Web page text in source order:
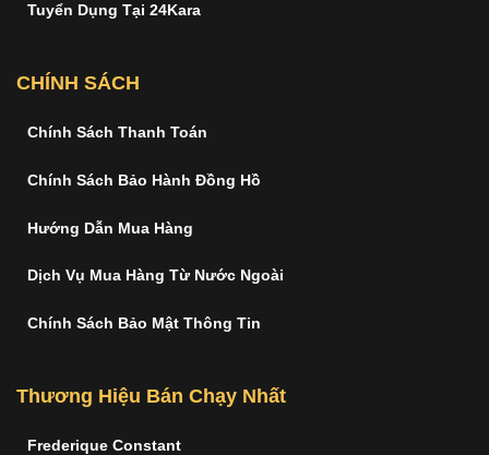
Tuyển Dụng Tại 24Kara
CHÍNH SÁCH
Chính Sách Thanh Toán
Chính Sách Bảo Hành Đồng Hồ
Hướng Dẫn Mua Hàng
Dịch Vụ Mua Hàng Từ Nước Ngoài
Chính Sách Bảo Mật Thông Tin
Thương Hiệu Bán Chạy Nhất
Frederique Constant